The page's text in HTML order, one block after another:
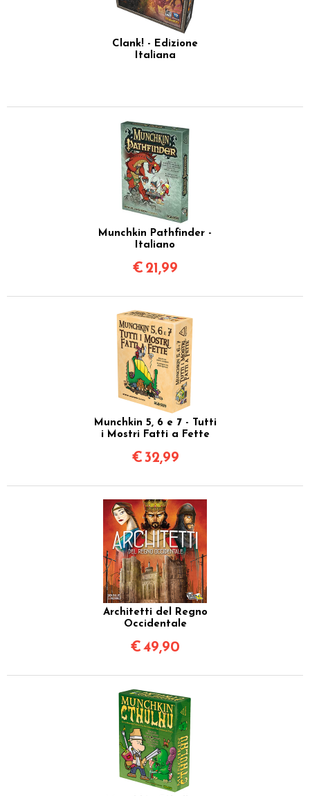
Clank! - Edizione
Italiana
Munchkin Pathfinder -
Italiano
€ 21,99
Munchkin 5, 6 e 7 - Tutti
i Mostri Fatti a Fette
€32,99
Architetti del Regno
Occidentale
€49,90